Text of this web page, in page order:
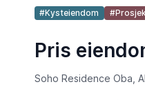
#Kysteiendom
Pris
Soho Residence Oba,